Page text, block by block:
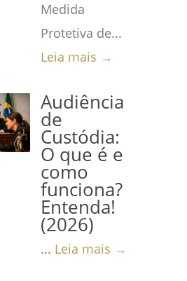
Medida
Protetiva de...
Leia mais →
Audiência
de
Custódia:
O que é e
como
funciona?
Entenda!
(2026)
... Leia mais →